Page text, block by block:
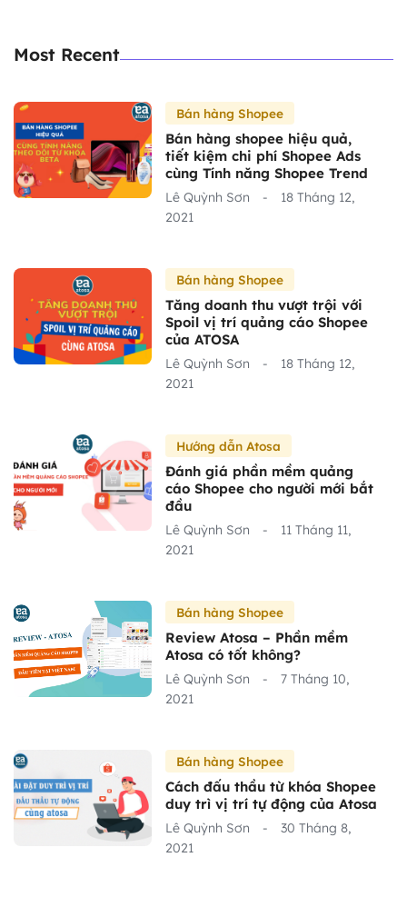
Most Recent
Bán hàng Shopee
Bán hàng shopee hiệu quả,
tiết kiệm chi phí Shopee Ads
cùng Tính năng Shopee Trend
Lê Quỳnh Sơn -
18 Tháng 12,
2021
Bán hàng Shopee
Tăng doanh thu vượt trội với
Spoil vị trí quảng cáo Shopee
của ATOSA
Lê Quỳnh Sơn -
18 Tháng 12,
2021
Hướng dẫn Atosa
Đánh giá phần mềm quảng
cáo Shopee cho người mới bắt
đầu
Lê Quỳnh Sơn -
11 Tháng 11,
2021
Bán hàng Shopee
Review Atosa – Phần mềm
Atosa có tốt không?
Lê Quỳnh Sơn -
7 Tháng 10,
2021
Bán hàng Shopee
Cách đấu thầu từ khóa Shopee
duy trì vị trí tự động của Atosa
Lê Quỳnh Sơn -
30 Tháng 8,
2021